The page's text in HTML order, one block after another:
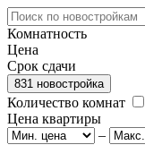
Комнатность
Цена
Срок сдачи
831 новостройка
Количество комнат
Цена квартиры
–